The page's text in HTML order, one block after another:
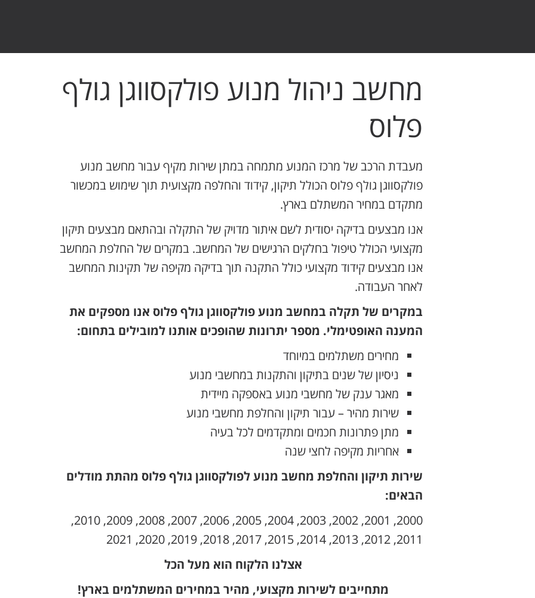
מחשב ניהול מנוע פולקסווגן גולף
פלוס
מעבדת הרכב של מרכז המנוע מתמחה במתן שירות מקיף עבור מחשב מנוע
פולקסווגן גולף פלוס הכולל תיקון, קידוד והחלפה מקצועית תוך שימוש במכשור
מתקדם במחיר המשתלם בארץ.
אנו מבצעים בדיקה יסודית לשם איתור מדויק של התקלה ובהתאם מבצעים תיקון
מקצועי הכולל טיפול בחלקים הרגישים של המחשב. במקרים של החלפת המחשב
אנו מבצעים קידוד מקצועי כולל התקנה תוך בדיקה מקיפה של תקינות המחשב
לאחר העבודה.
במקרים של תקלה במחשב מנוע פולקסווגן גולף פלוס אנו מספקים את
המענה האופטימלי. מספר יתרונות שהופכים אותנו למובילים בתחום:
מחירים משתלמים במיוחד
ניסיון של שנים בתיקון והתקנות במחשבי מנוע
מאגר ענק של מחשבי מנוע באספקה מיידית
שירות מהיר – עבור תיקון והחלפת מחשבי מנוע
מתן פתרונות חכמים ומתקדמים לכל בעיה
אחריות מקיפה לחצי שנה
שירות תיקון והחלפת מחשב מנוע לפולקסווגן גולף פלוס מהתת מודלים
הבאים:
2000, 2001, 2002, 2003, 2004, 2005, 2006, 2007, 2008, 2009, 2010,
2011, 2012, 2013, 2014, 2015, 2017, 2018, 2019, 2020, 2021
אצלנו הלקוח הוא מעל הכל
מתחייבים לשירות מקצועי, מהיר במחירים המשתלמים בארץ!